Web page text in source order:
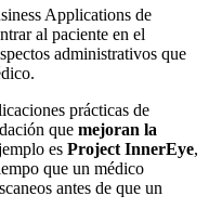
Applications de
al paciente en el
administrativos que
prácticas de
que mejoran la
es Project InnerEye,
que un médico
antes de que un